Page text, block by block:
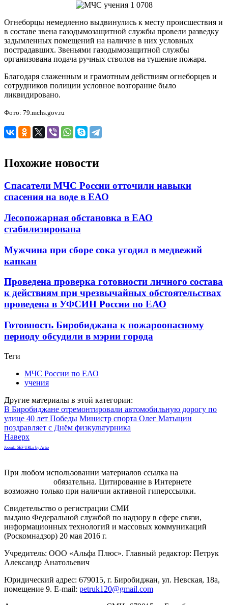
Огнеборцы немедленно выдвинулись к месту происшествия и
в составе звена газодымозащитной службы провели разведку
задымленных помещений на наличие в них условных
пострадавших. Звеньями газодымозащитной службы
организована подача ручных стволов на тушение пожара.
Благодаря слаженным и грамотным действиям огнеборцев и
сотрудников полиции условное возгорание было
ликвидировано.
Фото: 79.mchs.gov.ru
Похожие новости
Спасатели МЧС России отточили навыки
спасения на воде в ЕАО
Лесопожарная обстановка в ЕАО
стабилизирована
Мужчина при сборе сока угодил в медвежий
капкан
Проведена проверка готовности личного состава
к действиям при чрезвычайных обстоятельствах
проведена в УФСИН России по ЕАО
Готовность Биробиджана к пожароопасному
периоду обсудили в мэрии города
Теги
МЧС России по ЕАО
учения
Другие материалы в этой категории:
В Биробиджане отремонтировали автомобильную дорогу по
улице 40 лет Победы Министр спорта Олег Матыцин
поздравляет с Днём физкультурника
Наверх
Joomla SEF URLs by Artio
При любом использовании материалов ссылка на
обязательна. Цитирование в Интернете
возможно только при наличии активной гиперссылки.
Свидетельство о регистрации СМИ
выдано Федеральной службой по надзору в сфере связи,
информационных технологий и массовых коммуникаций
(Роскомнадзор) 20 мая 2016 г.
Учредитель: ООО «Альфа Плюс». Главный редактор: Петрук
Александр Анатольевич
Юридический адрес: 679015, г. Биробиджан, ул. Невская, 18а,
помещение 9. E-mail: petruk120@gmail.com